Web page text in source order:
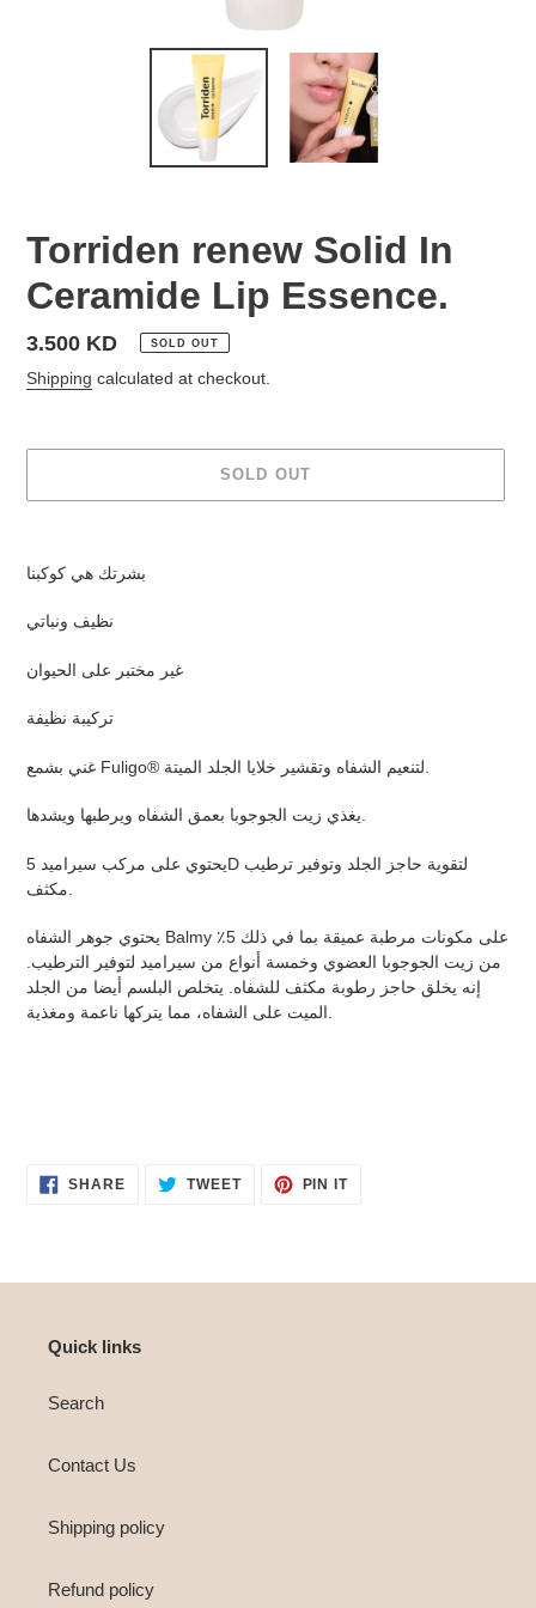
Torriden renew Solid In
Ceramide Lip Essence.
Regular
price
3.500 KD SOLD OUT
Shipping calculated at checkout.
SOLD OUT
to
your
cart
بشرتك هي كوكبنا
نظيف ونباتي
غير مختبر على الحيوان
تركيبة نظيفة
يحتوي على مركب سيراميد 5D لتقوية حاجز الجلد وتوفير ترطيب
يحتوي جوهر الشفاه Balmy على مكونات مرطبة عميقة بما في ذلك 5٪
من زيت الجوجوبا العضوي وخمسة أنواع من سيراميد لتوفير الترطيب.
إنه يخلق حاجز رطوبة مكثف للشفاه. يتخلص البلسم أيضا من الجلد
SHARESHARE
ON
TWEETTWEET PIN ITPIN
Quick links
Search
Contact Us
Shipping policy
Refund policy